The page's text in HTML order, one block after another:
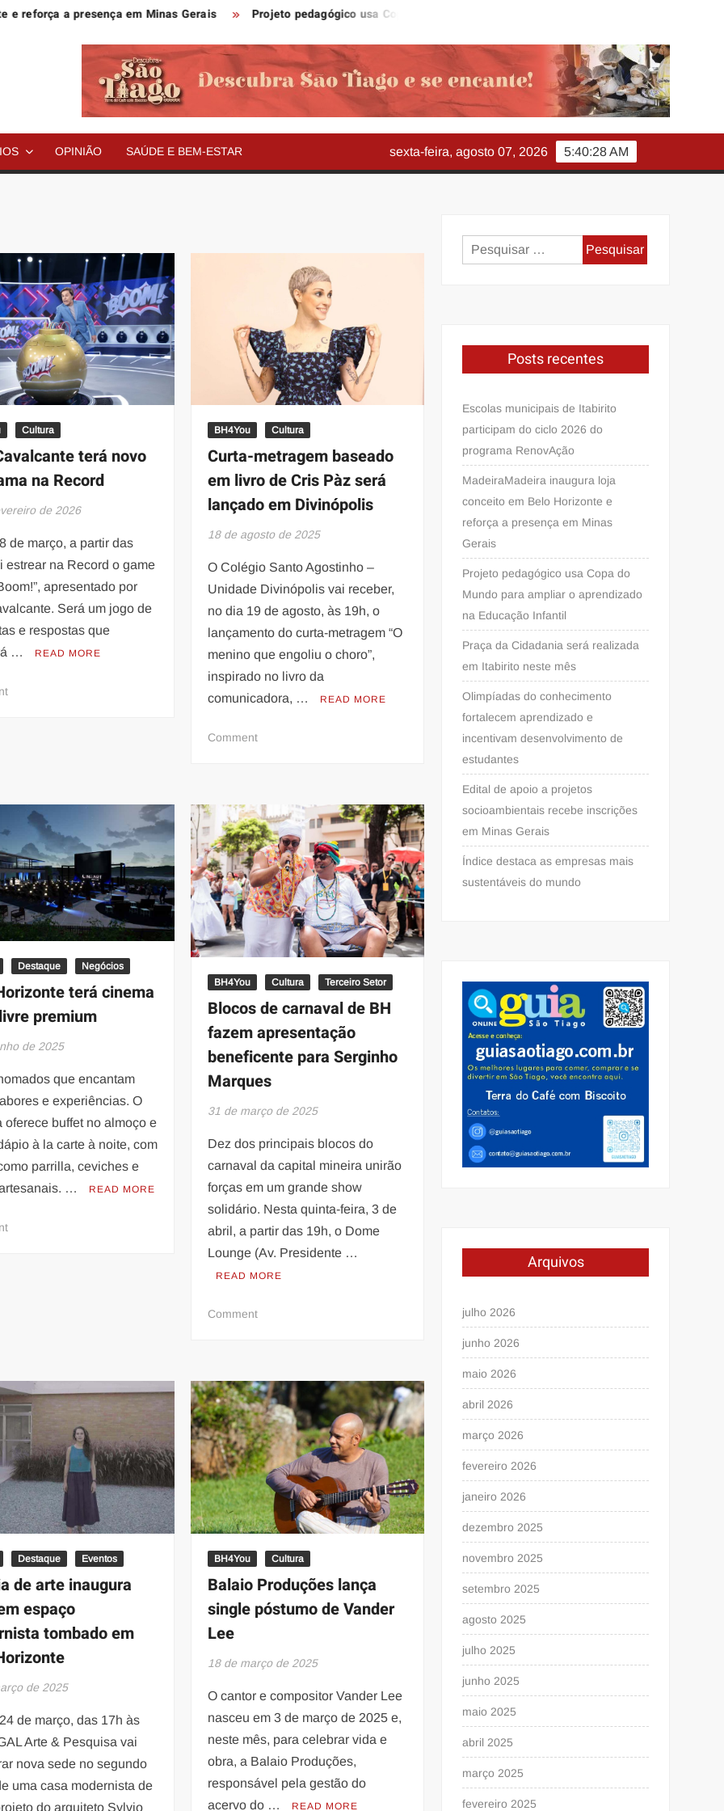
a presença em Minas Gerais Projeto pedagógico usa Copa do Mundo para ampliar o aprendizado na Educação Infantil
OPINIÃO SAÚDE E BEM-ESTAR 5:40:29 AM
sexta-feira, agosto 07, 2026
Cultura
terá novo
na Record
de 2026
de março, a partir das
estrear na Record o game
apresentado por
Será um jogo de
e respostas que
…
READ MORE
on
na
Record
BH4You Cultura
Curta-metragem baseado
em livro de Cris Pàz será
lançado em Divinópolis
18 de agosto de 2025
O Colégio Santo Agostinho –
Unidade Divinópolis vai receber,
no dia 19 de agosto, às 19h, o
lançamento do curta-metragem “O
menino que engoliu o choro”,
inspirado no livro da
comunicadora, …
READ MORE
Commenton
em
livro
de
Cris
Pàz
será
lançado
em
Divinópolis
Destaque Negócios
terá cinema
premium
de 2025
que encantam
e experiências. O
oferece buffet no almoço e
à la carte à noite, com
parrilla, ceviches e
…
READ MORE
on
BH4You Cultura Terceiro Setor
Blocos de carnaval de BH
fazem apresentação
beneficente para Serginho
Marques
31 de março de 2025
Dez dos principais blocos do
carnaval da capital mineira unirão
forças em um grande show
solidário. Nesta quinta-feira, 3 de
abril, a partir das 19h, o Dome
Lounge (Av. Presidente …
READ MORE
Commenton
de
BH
fazem
apresentação
beneficente
para
Serginho
Marques
Destaque Eventos
de arte inaugura
espaço
tombado em
de 2025
de março, das 17h às
Arte & Pesquisa vai
nova sede no segundo
uma casa modernista de
do arquiteto Sylvio
BH4You Cultura
Balaio Produções lança
single póstumo de Vander
Lee
18 de março de 2025
O cantor e compositor Vander Lee
nasceu em 3 de março de 2025 e,
neste mês, para celebrar vida e
obra, a Balaio Produções,
responsável pela gestão do
acervo do …
READ MORE
Pesquisar
por:
Posts recentes
Escolas municipais de Itabirito
participam do ciclo 2026 do
programa RenovAção
MadeiraMadeira inaugura loja
conceito em Belo Horizonte e
reforça a presença em Minas
Gerais
Projeto pedagógico usa Copa do
Mundo para ampliar o aprendizado
na Educação Infantil
Praça da Cidadania será realizada
em Itabirito neste mês
Olimpíadas do conhecimento
fortalecem aprendizado e
incentivam desenvolvimento de
estudantes
Edital de apoio a projetos
socioambientais recebe inscrições
em Minas Gerais
Índice destaca as empresas mais
sustentáveis do mundo
Arquivos
julho 2026
junho 2026
maio 2026
abril 2026
março 2026
fevereiro 2026
janeiro 2026
dezembro 2025
novembro 2025
setembro 2025
agosto 2025
julho 2025
junho 2025
maio 2025
abril 2025
março 2025
fevereiro 2025